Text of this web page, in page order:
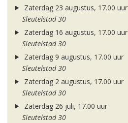
Zaterdag 23 augustus, 17.00 uur
Sleutelstad 30
Zaterdag 16 augustus, 17.00 uur
Sleutelstad 30
Zaterdag 9 augustus, 17.00 uur
Sleutelstad 30
Zaterdag 2 augustus, 17.00 uur
Sleutelstad 30
Zaterdag 26 juli, 17.00 uur
Sleutelstad 30